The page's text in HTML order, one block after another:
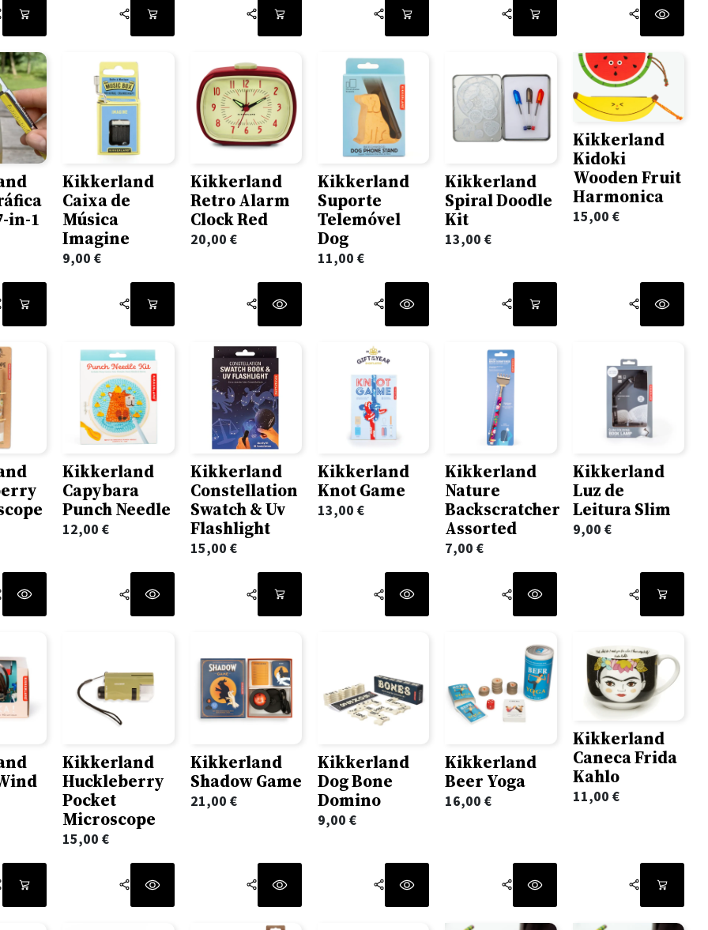
in-1
Kikkerland
Caixa de
Música
Imagine
9,00€
Kikkerland
Retro Alarm
Clock Red
20,00 €
Kikkerland
Suporte
Telemóvel
Dog
11,00 €
Kikkerland
Spiral Doodle
Kit
13,00€
Kikkerland
Kidoki
Wooden Fruit
Harmonica
15,00 €
Kikkerland
Capybara
Punch Needle
12,00€
Kikkerland
Constellation
Swatch & Uv
Flashlight
15,00 €
Kikkerland
Knot Game
13,00 €
Kikkerland
Nature
Backscratcher
Assorted
7,00€
Kikkerland
Luz de
Leitura Slim
9,00 €
Kikkerland
Huckleberry
Pocket
Microscope
15,00€
Kikkerland
Shadow Game
21,00 €
Kikkerland
Dog Bone
Domino
9,00 €
Kikkerland
Beer Yoga
16,00€
Kikkerland
Caneca Frida
Kahlo
11,00 €